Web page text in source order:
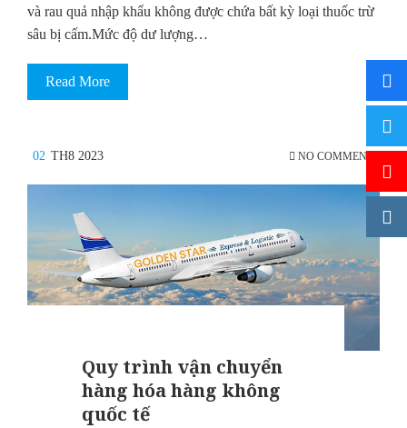
và rau quả nhập khẩu không được chứa bất kỳ loại thuốc trừ
sâu bị cấm.Mức độ dư lượng…
Read More
02 TH8 2023 NO COMMENTS
Quy trình vận chuyển
hàng hóa hàng không
quốc tế